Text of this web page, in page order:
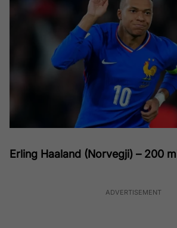
Erling Haaland (Norvegji) – 200